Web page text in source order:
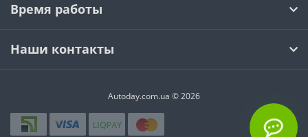
Время работы
Наши контакты
Autoday.com.ua © 2026